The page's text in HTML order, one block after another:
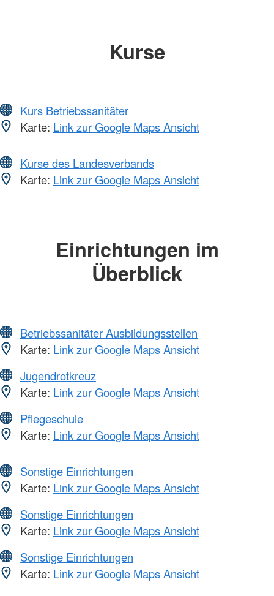
Kurse
Kurs Betriebssanitäter
Karte: Link zur Google Maps Ansicht
Kurse des Landesverbands
Karte: Link zur Google Maps Ansicht
Einrichtungen im
Überblick
Betriebssanitäter Ausbildungsstellen
Karte: Link zur Google Maps Ansicht
Jugendrotkreuz
Karte: Link zur Google Maps Ansicht
Pflegeschule
Karte: Link zur Google Maps Ansicht
Sonstige Einrichtungen
Karte: Link zur Google Maps Ansicht
Sonstige Einrichtungen
Karte: Link zur Google Maps Ansicht
Sonstige Einrichtungen
Karte: Link zur Google Maps Ansicht